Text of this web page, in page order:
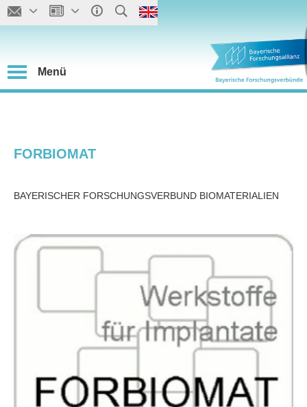
Menü
FORBIOMAT
BAYERISCHER FORSCHUNGSVERBUND BIOMATERIALIEN